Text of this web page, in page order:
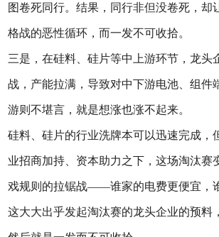
图卷死同行。结果，同行非但没卷死，却
格战的恶性循环，而一发不可收拾。
三是，在硅料、硅片等中上游环节，龙头
战，产能拉满，导致对中下游电池、组件
游则不堪言，就是想涨也涨不起来。
硅料、硅片的行业洗牌本可以迅速完成，
业招商加持、资本助力之下，这场淘汰赛
戏规则的拉锯战——谁家的电费更便宜，
这大大出乎发起淘汰赛的龙头企业的预料